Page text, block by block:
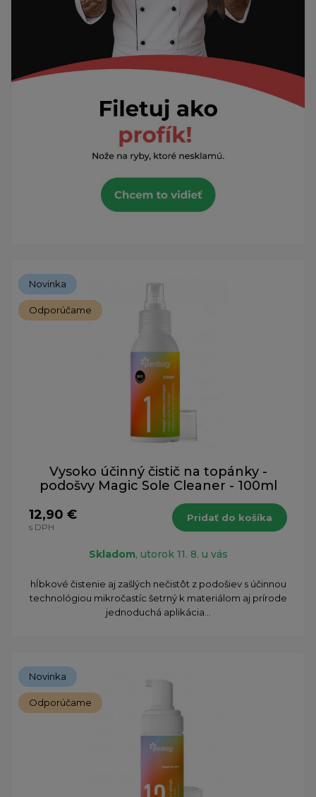
Novinka
Odporúčame
Vysoko účinný čistič na topánky -
podošvy Magic Sole Cleaner - 100ml
12,90 €
s DPH
Pridať do košíka
Skladom, utorok 11. 8. u vás
hĺbkové čistenie aj zašlých nečistôt z podošiev s účinnou
technológiou mikročastíc šetrný k materiálom aj prírode
jednoduchá aplikácia...
Novinka
Odporúčame